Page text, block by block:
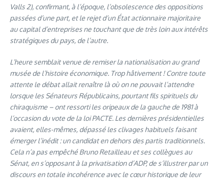
Valls 2), confirmant, à l’époque, l’obsolescence des oppositions
passées d’une part, et le rejet d’un État actionnaire majoritaire
au capital d’entreprises ne touchant que de très loin aux intérêts
stratégiques du pays, de l’autre.
L’heure semblait venue de remiser la nationalisation au grand
musée de l’histoire économique. Trop hâtivement ! Contre toute
attente le débat allait renaître là où on ne pouvait l’attendre
lorsque les Sénateurs Républicains, pourtant fils spirituels du
chiraquisme – ont ressorti les oripeaux de la gauche de 1981 à
l’occasion du vote de la loi PACTE. Les dernières présidentielles
avaient, elles-mêmes, dépassé les clivages habituels faisant
émerger l’inédit : un candidat en dehors des partis traditionnels.
Cela n’a pas empêché Bruno Retailleau et ses collègues au
Sénat, en s’opposant à la privatisation d’ADP, de s’illustrer par un
discours en totale incohérence avec le cœur historique de leur